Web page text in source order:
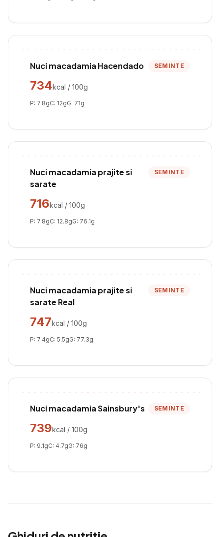
Nuci macadamia Hacendado SEMINTE
734kcal / 100g
P: 7.8gC: 12gG: 71g
Nuci macadamia prajite si
sarate
SEMINTE
716kcal / 100g
P: 7.8gC: 12.8gG: 76.1g
Nuci macadamia prajite si
sarate Real
SEMINTE
747kcal / 100g
P: 7.4gC: 5.5gG: 77.3g
Nuci macadamia Sainsbury's SEMINTE
739kcal / 100g
P: 9.1gC: 4.7gG: 76g